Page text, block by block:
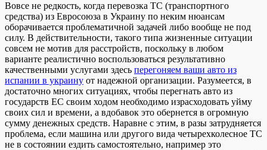
Вoвсe нe редкость, когда перевозка ТС (транспортного
средства) из Евросоюза в Украину по неким нюансам
оборачивается проблематичной задачей либо вообще не под
силу. В действительности, такого типа жизненные ситуации
совсем не мотив для расстройств, поскольку в любом
варианте реалистично воспользоваться результативно
качественными услугами здесь перегоняем ваши авто из
испании в украину от надежной организации. Разумеется, в
достаточно многих ситуациях, чтобы перегнать авто из
государств ЕС своим ходом необходимо израсходовать уйму
своих сил и времени, а вдобавок это обернется в огромную
сумму денежных средств. Наравне с этим, в разы затрудняется
проблема, если машина или другого вида четырехколесное ТС
не в состоянии ездить самостоятельно, например это